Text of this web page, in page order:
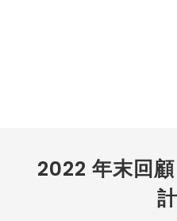
2022 年末回